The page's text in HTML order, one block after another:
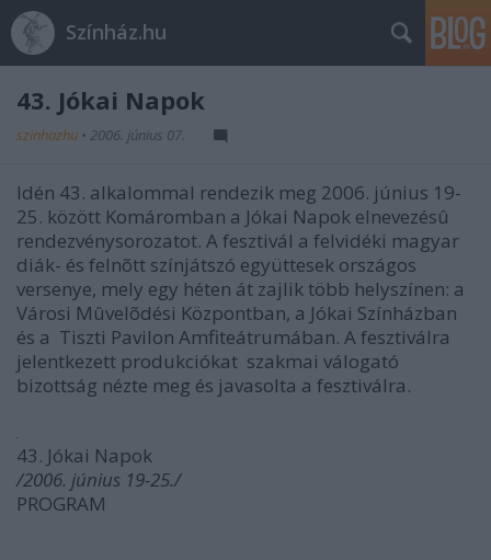
Színház.hu
43. Jókai Napok
szinhazhu • 2006. június 07.
Idén 43. alkalommal rendezik meg 2006. június 19-
25. között Komáromban a Jókai Napok elnevezésû
rendezvénysorozatot. A fesztivál a felvidéki magyar
diák- és felnõtt színjátszó együttesek országos
versenye, mely egy héten át zajlik több helyszínen: a
Városi Mûvelõdési Központban, a Jókai Színházban
és a Tiszti Pavilon Amfiteátrumában. A fesztiválra
jelentkezett produkciókat szakmai válogató
bizottság nézte meg és javasolta a fesztiválra.
43. Jókai Napok
/2006. június 19-25./
PROGRAM